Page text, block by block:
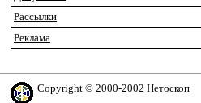
Рассылки
Реклама
Copyright © 2000-2002 Нетоскоп